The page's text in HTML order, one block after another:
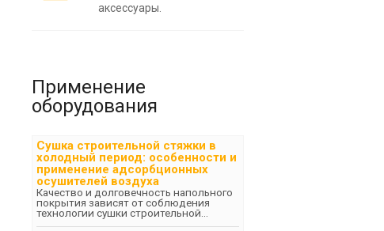
аксессуары.
Применение
оборудования
Сушка строительной стяжки в
холодный период: особенности и
применение адсорбционных
осушителей воздуха
Качество и долговечность напольного
покрытия зависят от соблюдения
технологии сушки строительной...